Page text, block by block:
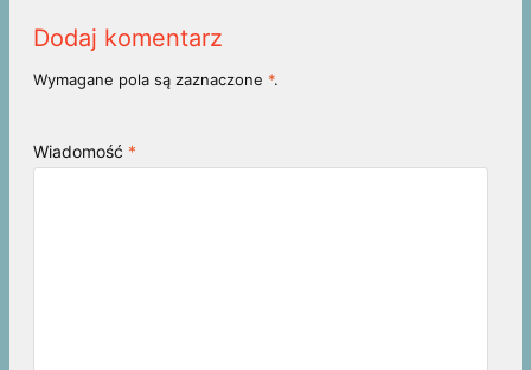
Dodaj komentarz
Wymagane pola są zaznaczone *.
Wiadomość *